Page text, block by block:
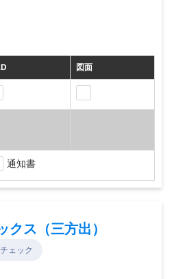
図面
通知書
クス（三方出）
ェック